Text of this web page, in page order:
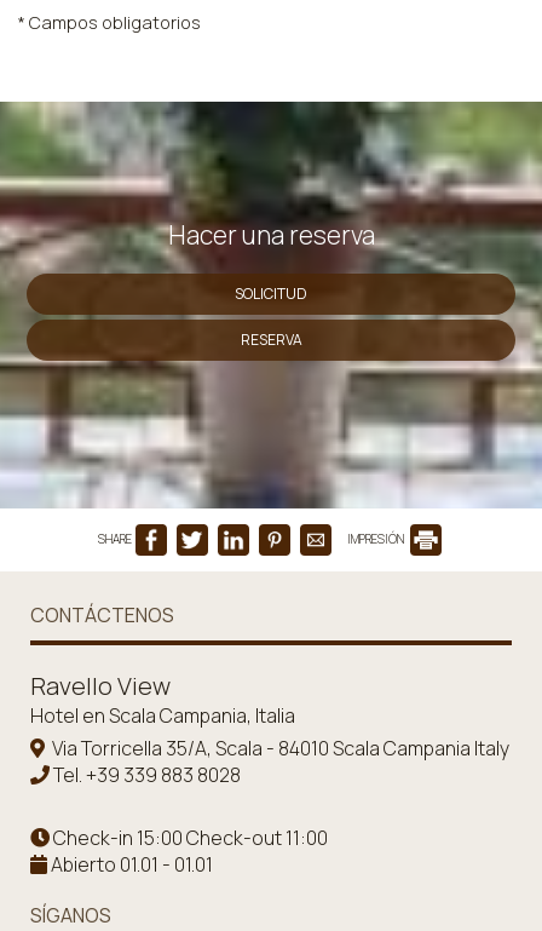
* Campos obligatorios
Hacer una reserva
SOLICITUD
RESERVA
SHARE IMPRESIÓN
CONTÁCTENOS
Ravello View
Hotel en Scala Campania, Italia
Via Torricella 35/A, Scala - 84010 Scala Campania Italy
Tel.+39 339 883 8028
Check-in 15:00 Check-out 11:00
Abierto 01.01 - 01.01
SÍGANOS